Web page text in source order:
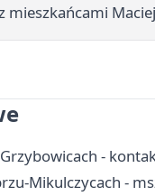
mieszkańcami
-
Mikulczycach -